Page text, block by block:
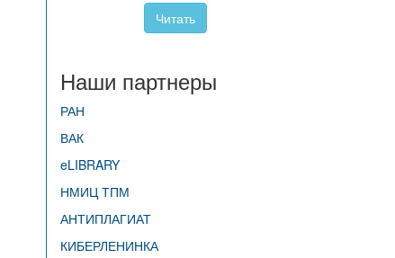
Читать
Наши партнеры
РАН
ВАК
eLIBRARY
НМИЦ ТПМ
АНТИПЛАГИАТ
КИБЕРЛЕНИНКА